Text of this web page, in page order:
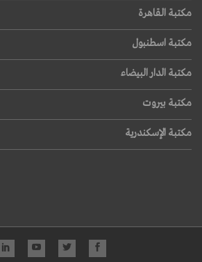
مكتبة القاهرة
مكتبة اسطنبول
مكتبة الدار البيضاء
مكتبة بيروت
مكتبة الإسكندرية